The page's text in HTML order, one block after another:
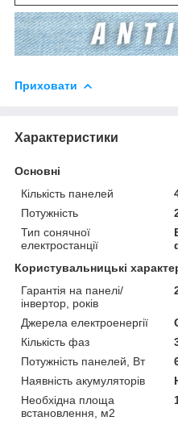
Приховати
Характеристики
Основні
Кількість панелей
Потужність
Тип сонячної
електростанції
Користувальницькі
Гарантія на панелі/
інвертор, років
Джерела електроенергії
Кількість фаз
Потужність панелей, Вт
Наявність акумуляторів
Необхідна площа
встановлення, м2